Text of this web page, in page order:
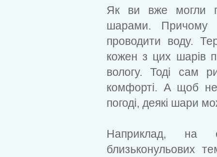
Як ви вже могли
шарами. Причому
проводити воду.
кожен з цих шарів
вологу. Тоді сам
комфорті. А щоб
погоді, деякі шари
Наприклад, на
близьконульових